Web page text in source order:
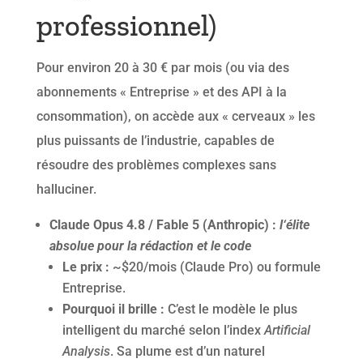
professionnel)
Pour environ 20 à 30 € par mois (ou via des
abonnements « Entreprise » et des API à la
consommation), on accède aux « cerveaux » les
plus puissants de l’industrie, capables de
résoudre des problèmes complexes sans
halluciner.
Claude Opus 4.8 / Fable 5 (Anthropic) : l‘élite
absolue pour la rédaction et le code
Le prix : ~$20/mois (Claude Pro) ou formule
Entreprise.
Pourquoi il brille : C’est le modèle le plus
intelligent du marché selon l’index Artificial
Analysis. Sa plume est d’un naturel